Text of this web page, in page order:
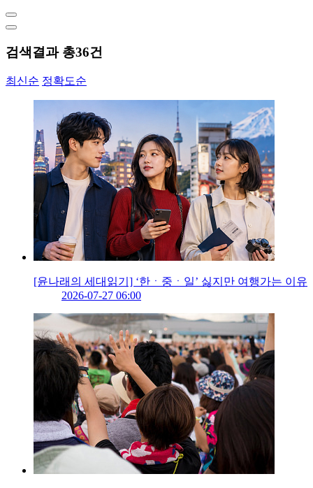
검색결과 총36건
최신순 정확도순
[윤나래의 세대읽기] ‘한ㆍ중ㆍ일’ 싫지만 여행가는 이유
2026-07-27 06:00